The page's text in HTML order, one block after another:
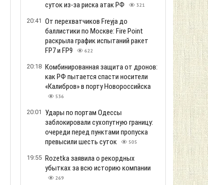
суток из-за риска атак РФ
321
20:41 От перехватчиков Freyja до
баллистики по Москве: Fire Point
раскрыла график испытаний ракет
FP7 и FP9
622
20:18 Комбинированная защита от дронов:
как РФ пытается спасти носители
«Калибров» в порту Новороссийска
536
20:01
Удары по портам Одессы
заблокировали сухопутную границу:
очереди перед пунктами пропуска
превысили шесть суток
505
19:55 Rozetka заявила о рекордных
убытках за всю историю компании
269